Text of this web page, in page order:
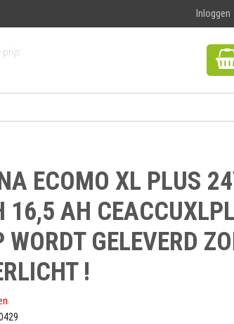
Inloggen
prijs
ECOMO XL PLUS
16,5 AH
WORDT GELEVERD
!